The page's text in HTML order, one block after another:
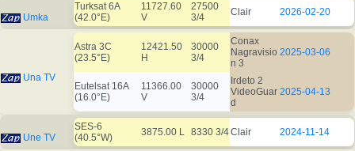
Umka
Turksat 6A
(42.0°E)
11727.60
V
27500
3/4
Clair 2026-02-20
Una TV
Astra 3C
(23.5°E)
12421.50
H
30000
3/4
Conax
Nagravisio
n 3
2025-03-06
Eutelsat 16A
(16.0°E)
11366.00
V
30000
3/4
Irdeto 2
VideoGuar
d
2025-04-13
Une TV
SES-6
(40.5°W)
3875.00 L 8330 3/4Clair 2024-11-14